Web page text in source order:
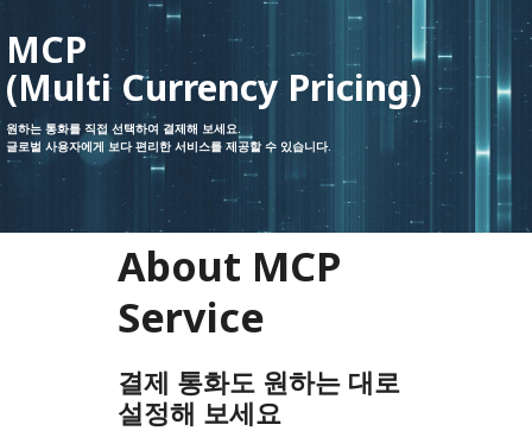
MCP
(Multi Currency Pricing)
원하는 통화를 직접 선택하여 결제해 보세요.
글로벌 사용자에게 보다 편리한 서비스를 제공할 수 있습니다.
About MCP
Service
결제 통화도 원하는 대로
설정해 보세요